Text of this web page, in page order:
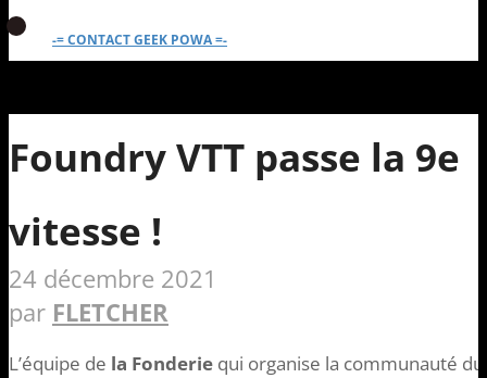
-= CONTACT GEEK POWA =-
Foundry VTT passe la 9e
vitesse !
24 décembre 2021
par FLETCHER
L’équipe de la Fonderie qui organise la communauté